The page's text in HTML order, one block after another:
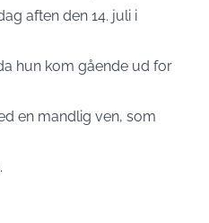
aften den 14. juli i
hun kom gående ud for
en mandlig ven, som
.